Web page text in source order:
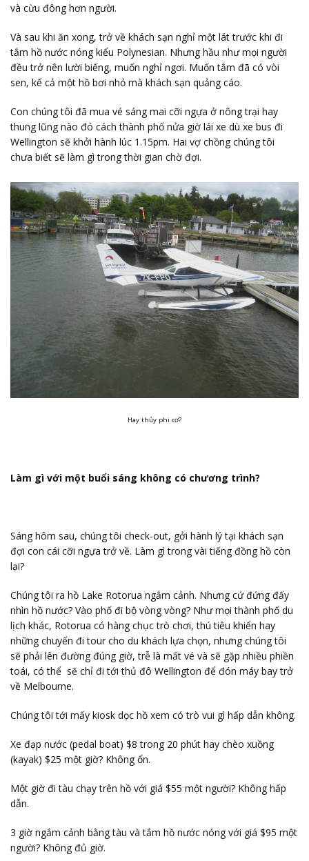
và cừu đông hơn người.
Và sau khi ăn xong, trở về khách sạn nghỉ một lát trước khi đi
tắm hồ nước nóng kiểu Polynesian. Nhưng hầu như mọi người
đều trở nên lười biếng, muốn nghỉ ngơi. Muốn tắm đã có vòi
sen, kể cả một hồ bơi nhỏ mà khách sạn quảng cáo.
Con chúng tôi đã mua vé sáng mai cỡi ngựa ở nông trại hay
thung lũng nào đó cách thành phố nửa giờ lái xe dù xe bus đi
Wellington sẽ khởi hành lúc 1.15pm. Hai vợ chồng chúng tôi
chưa biết sẽ làm gì trong thời gian chờ đợi.
Hay thủy phi cơ?
Làm gì với một buổi sáng không có chương trình?
Sáng hôm sau, chúng tôi check-out, gởi hành lý tại khách sạn
đợi con cái cỡi ngựa trở về. Làm gì trong vài tiếng đồng hồ còn
lại?
Chúng tôi ra hồ Lake Rotorua ngắm cảnh. Nhưng cứ đứng đấy
nhìn hồ nước? Vào phố đi bộ vòng vòng? Như mọi thành phố du
lịch khác, Rotorua có hàng chục trò chơi, thú tiêu khiển hay
những chuyến đi tour cho du khách lựa chọn, nhưng chúng tôi
sẽ phải lên đường đúng giờ, trễ là mất vé và sẽ gặp nhiều phiền
toái, có thể sẽ chỉ đi tới thủ đô Wellington để đón máy bay trở
về Melbourne.
Chúng tôi tới mấy kiosk dọc hồ xem có trò vui gì hấp dẫn không.
Xe đạp nước (pedal boat) $8 trong 20 phút hay chèo xuồng
(kayak) $25 một giờ? Không ổn.
Một giờ đi tàu chạy trên hồ với giá $55 một người? Không hấp
dẫn.
3 giờ ngắm cảnh bằng tàu và tắm hồ nước nóng với giá $95 một
người? Không đủ giờ.